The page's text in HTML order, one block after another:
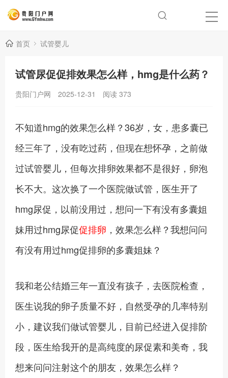
首页 试管婴儿
试管尿促促排效果怎么样，hmg是什么药？
贵阳门户网 2025-12-31 阅读 373
不知道hmg的效果怎么样？36岁，女，患多囊已
经三年了，没有吃过药，但现在想怀孕，之前做
过试管婴儿，但每次排卵效果都不是很好，卵泡
长不大。这次换了一个医院做试管，医生开了
hmg尿促，以前没用过，想问一下有没有多囊姐
妹用过hmg尿促促排卵 ，效果怎么样？我想问问
有没有用过hmg促排卵的多囊姐妹？
我和老公结婚三年一直没有孩子，去医院检查，
医生说我的卵子质量不好，自然受孕的几率特别
小，建议我们做试管婴儿，目前已经进入促排阶
段，医生给我开的是高纯度的尿促素和美奇，我
想来问问注射这个的朋友，效果怎么样？